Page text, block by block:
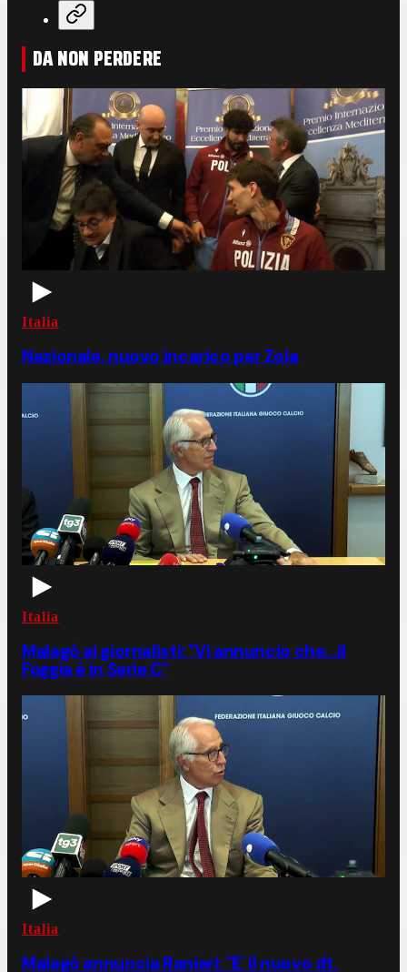
DA NON PERDERE
Italia
Nazionale, nuovo incarico per Zola
Italia
Malagò ai giornalisti: "Vi annuncio che...il
Foggia è in Serie C"
Italia
Malagò annuncia Ranieri: "E' il nuovo dt.